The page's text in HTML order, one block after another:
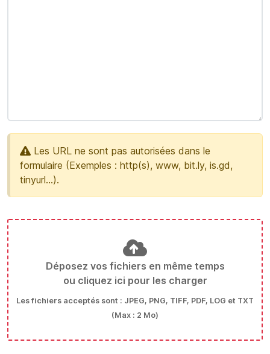
formulaire (Exemples : http(s), www, bit.ly, is.gd,
tinyurl...).
Déposez vos fichiers en même temps
ou cliquez ici pour les charger
Les fichiers acceptés sont : JPEG, PNG, TIFF, PDF, LOG et TXT
(Max : 2 Mo)